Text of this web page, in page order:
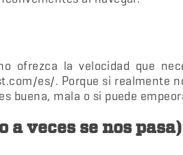
ofrezca la velocidad que
es/. Porque si realmente
buena, mala o si puede
a veces se nos pasa)